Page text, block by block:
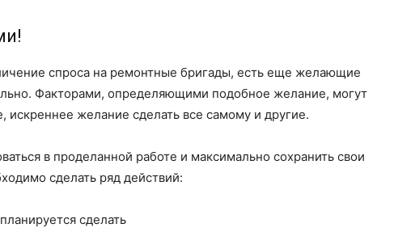
спроса на ремонтные бригады, есть еще желающие
Факторами, определяющими подобное желание, могут
искреннее желание сделать все самому и другие.
в проделанной работе и максимально сохранить свои
сделать ряд действий:
сделать